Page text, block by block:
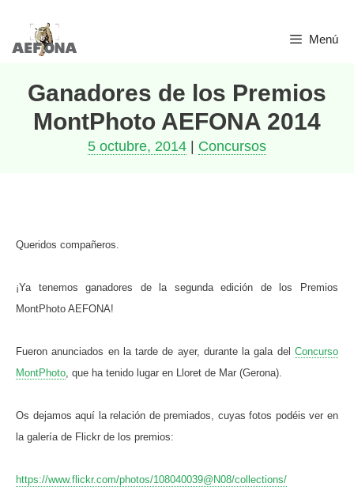
Saltar
Menú
Ganadores de los Premios
MontPhoto AEFONA 2014
5 octubre, 2014 Concursos
Queridos compañeros.
¡Ya tenemos ganadores de la segunda edición de los Premios
MontPhoto AEFONA!
Fueron anunciados en la tarde de ayer, durante la gala del Concurso
MontPhoto, que ha tenido lugar en Lloret de Mar (Gerona).
Os dejamos aquí la relación de premiados, cuyas fotos podéis ver en
la galería de Flickr de los premios:
https://www.flickr.com/photos/108040039@N08/collections/